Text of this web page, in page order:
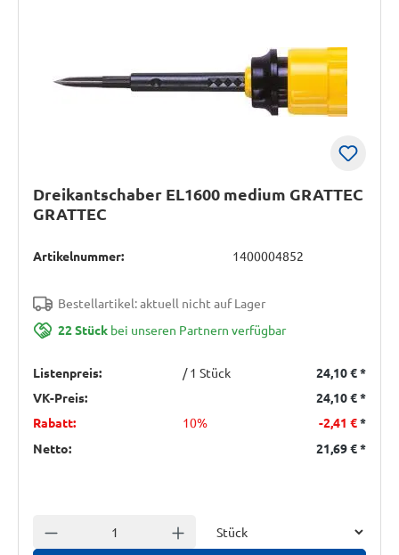
Dreikantschaber EL1600 medium GRATTEC
GRATTEC
Artikelnummer: 1400004852
Bestellartikel: aktuell nicht auf Lager
22 Stück bei unseren Partnern verfügbar
Listenpreis: / 1 Stück 24,10 €*
VK-Preis:
24,10 €*
Rabatt:
10% -2,41 €*
Netto:
21,69 €*
Anzahl verringern Anzahl erhöhen